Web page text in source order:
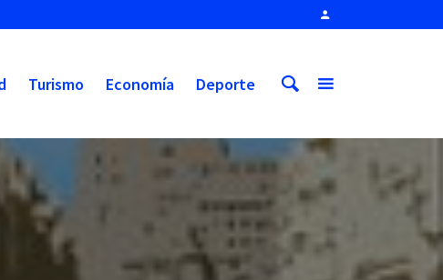
Turismo Economía Deporte